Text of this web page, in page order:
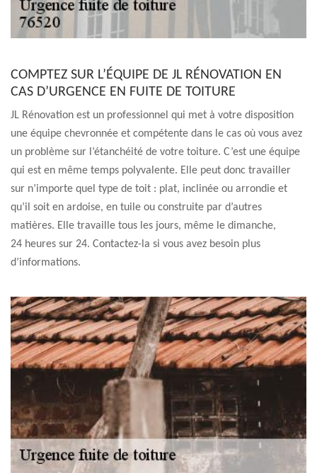
COMPTEZ SUR L’ÉQUIPE DE JL RÉNOVATION EN
CAS D’URGENCE EN FUITE DE TOITURE
JL Rénovation est un professionnel qui met à votre disposition
une équipe chevronnée et compétente dans le cas où vous avez
un problème sur l’étanchéité de votre toiture. C’est une équipe
qui est en même temps polyvalente. Elle peut donc travailler
sur n’importe quel type de toit : plat, inclinée ou arrondie et
qu’il soit en ardoise, en tuile ou construite par d’autres
matières. Elle travaille tous les jours, même le dimanche,
24 heures sur 24. Contactez-la si vous avez besoin plus
d’informations.